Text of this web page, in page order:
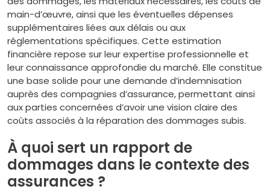
main-d’œuvre, ainsi que les éventuelles dépenses
supplémentaires liées aux délais ou aux
réglementations spécifiques. Cette estimation
financière repose sur leur expertise professionnelle et
leur connaissance approfondie du marché. Elle constitue
une base solide pour une demande d’indemnisation
auprès des compagnies d’assurance, permettant ainsi
aux parties concernées d’avoir une vision claire des
coûts associés à la réparation des dommages subis.
À quoi sert un rapport de
dommages dans le contexte des
assurances ?